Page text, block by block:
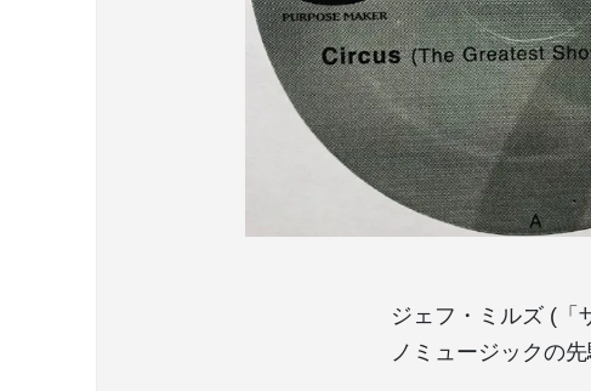
ジェフ・ミルズ (「
ノミュージックの先